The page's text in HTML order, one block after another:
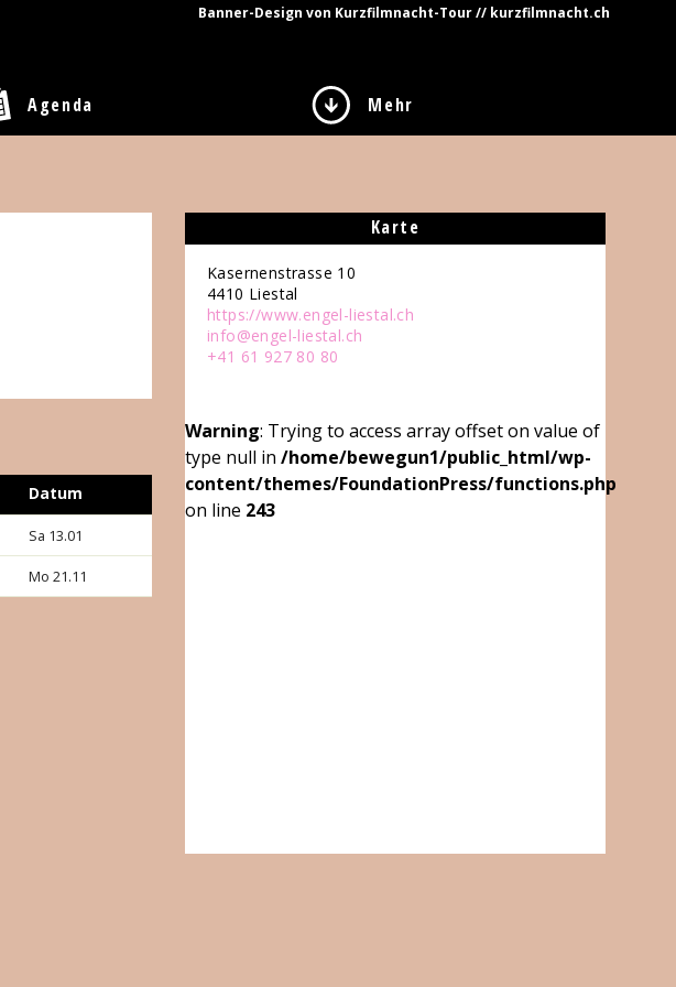
Banner-Design von Kurzfilmnacht-Tour // kurzfilmnacht.ch
Agenda Mehr
Datum
Sa 13.01
Mo 21.11
Karte
Kasernenstrasse 10
4410 Liestal
https://www.engel-liestal.ch
info@engel-liestal.ch
+41 61 927 80 80
Warning: Trying to access array offset on value of
type null in/home/bewegun1/public_html/wp-
content/themes/FoundationPress/functions.php
on line 243